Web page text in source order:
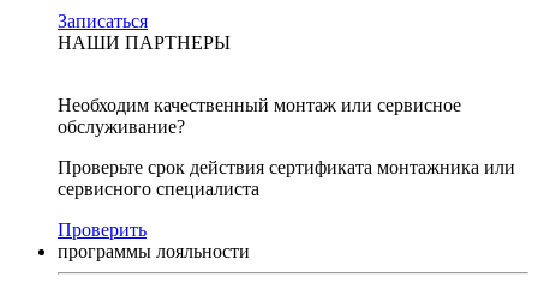
Записаться
НАШИ ПАРТНЕРЫ
Необходим качественный монтаж или сервисное
обслуживание?
Проверьте срок действия сертификата монтажника или
сервисного специалиста
Проверить
программы лояльности